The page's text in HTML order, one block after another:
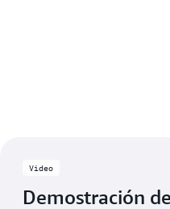
Video
Demostración